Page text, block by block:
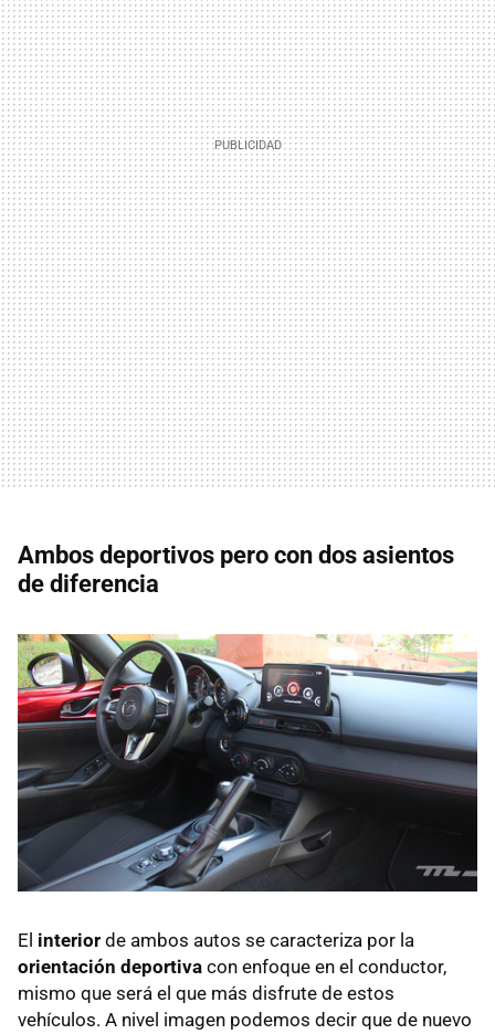
Ambos deportivos pero con dos asientos
de diferencia
El interior de ambos autos se caracteriza por la
orientación deportiva con enfoque en el conductor,
mismo que será el que más disfrute de estos
vehículos. A nivel imagen podemos decir que de nuevo